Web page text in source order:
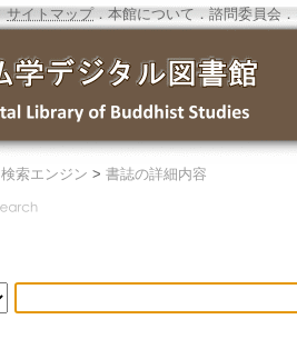
サイトマップ．本館について ． 諮問委員会 ．
検索エンジン > 書誌の詳細内容